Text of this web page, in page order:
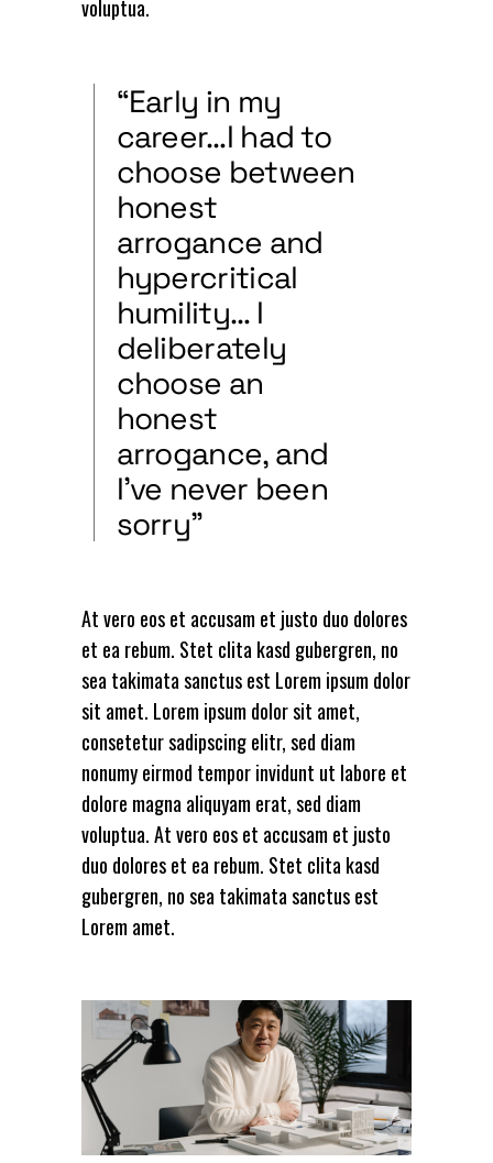
voluptua.
“Early in my
career…I had to
choose between
honest
arrogance and
hypercritical
humility… I
deliberately
choose an
honest
arrogance, and
I’ve never been
sorry”
At vero eos et accusam et justo duo dolores
et ea rebum. Stet clita kasd gubergren, no
sea takimata sanctus est Lorem ipsum dolor
sit amet. Lorem ipsum dolor sit amet,
consetetur sadipscing elitr, sed diam
nonumy eirmod tempor invidunt ut labore et
dolore magna aliquyam erat, sed diam
voluptua. At vero eos et accusam et justo
duo dolores et ea rebum. Stet clita kasd
gubergren, no sea takimata sanctus est
Lorem amet.